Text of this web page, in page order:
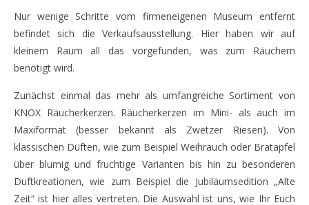
Nur wenige Schritte vom firmeneigenen Museum entfernt
befindet sich die Verkaufsausstellung. Hier haben wir auf
kleinem Raum all das vorgefunden, was zum Räuchern
benötigt wird.
Zunächst einmal das mehr als umfangreiche Sortiment von
KNOX Räucherkerzen. Räucherkerzen im Mini- als auch im
Maxiformat (besser bekannt als Zwetzer Riesen). Von
klassischen Düften, wie zum Beispiel Weihrauch oder Bratapfel
über blumig und fruchtige Varianten bis hin zu besonderen
Duftkreationen, wie zum Beispiel die Jubiläumsedition „Alte
Zeit“ ist hier alles vertreten. Die Auswahl ist uns, wie Ihr Euch